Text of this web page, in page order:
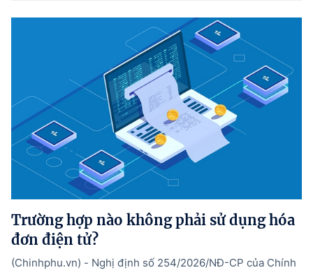
Trường hợp nào không phải sử dụng hóa
đơn điện tử?
(Chinhphu.vn) - Nghị định số 254/2026/NĐ-CP của Chính